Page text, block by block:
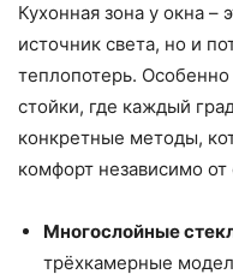
Кухонная зона у окна –
источник света, но и
теплопотерь. Особенно
стойки, где каждый
конкретные методы,
комфорт независимо от
Многослойные
трёхкамерные